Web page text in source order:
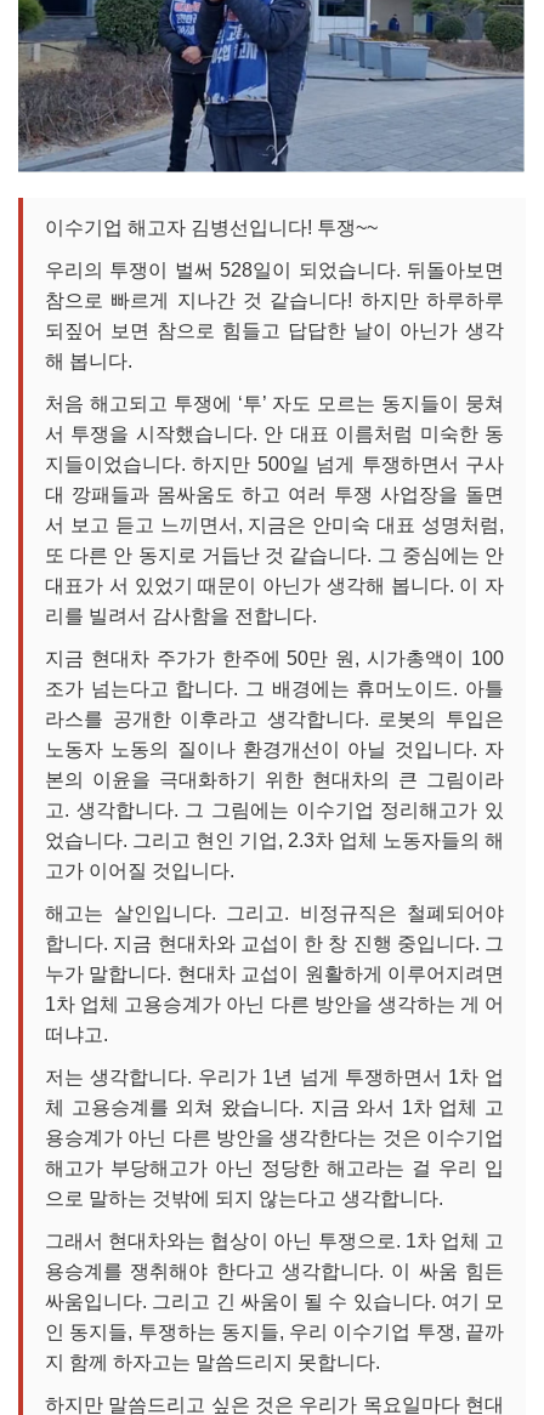
이수기업 해고자 김병선입니다! 투쟁~~
우리의 투쟁이 벌써 528일이 되었습니다. 뒤돌아보면
참으로 빠르게 지나간 것 같습니다! 하지만 하루하루
되짚어 보면 참으로 힘들고 답답한 날이 아닌가 생각
해 봅니다.
처음 해고되고 투쟁에 ‘투’ 자도 모르는 동지들이 뭉쳐
서 투쟁을 시작했습니다. 안 대표 이름처럼 미숙한 동
지들이었습니다. 하지만 500일 넘게 투쟁하면서 구사
대 깡패들과 몸싸움도 하고 여러 투쟁 사업장을 돌면
서 보고 듣고 느끼면서, 지금은 안미숙 대표 성명처럼,
또 다른 안 동지로 거듭난 것 같습니다. 그 중심에는 안
대표가 서 있었기 때문이 아닌가 생각해 봅니다. 이 자
리를 빌려서 감사함을 전합니다.
지금 현대차 주가가 한주에 50만 원, 시가총액이 100
조가 넘는다고 합니다. 그 배경에는 휴머노이드. 아틀
라스를 공개한 이후라고 생각합니다. 로봇의 투입은
노동자 노동의 질이나 환경개선이 아닐 것입니다. 자
본의 이윤을 극대화하기 위한 현대차의 큰 그림이라
고. 생각합니다. 그 그림에는 이수기업 정리해고가 있
었습니다. 그리고 현인 기업, 2.3차 업체 노동자들의 해
고가 이어질 것입니다.
해고는 살인입니다. 그리고. 비정규직은 철폐되어야
합니다. 지금 현대차와 교섭이 한 창 진행 중입니다. 그
누가 말합니다. 현대차 교섭이 원활하게 이루어지려면
1차 업체 고용승계가 아닌 다른 방안을 생각하는 게 어
떠냐고.
저는 생각합니다. 우리가 1년 넘게 투쟁하면서 1차 업
체 고용승계를 외쳐 왔습니다. 지금 와서 1차 업체 고
용승계가 아닌 다른 방안을 생각한다는 것은 이수기업
해고가 부당해고가 아닌 정당한 해고라는 걸 우리 입
으로 말하는 것밖에 되지 않는다고 생각합니다.
그래서 현대차와는 협상이 아닌 투쟁으로. 1차 업체 고
용승계를 쟁취해야 한다고 생각합니다. 이 싸움 힘든
싸움입니다. 그리고 긴 싸움이 될 수 있습니다. 여기 모
인 동지들, 투쟁하는 동지들, 우리 이수기업 투쟁, 끝까
지 함께 하자고는 말씀드리지 못합니다.
하지만 말씀드리고 싶은 것은 우리가 목요일마다 현대